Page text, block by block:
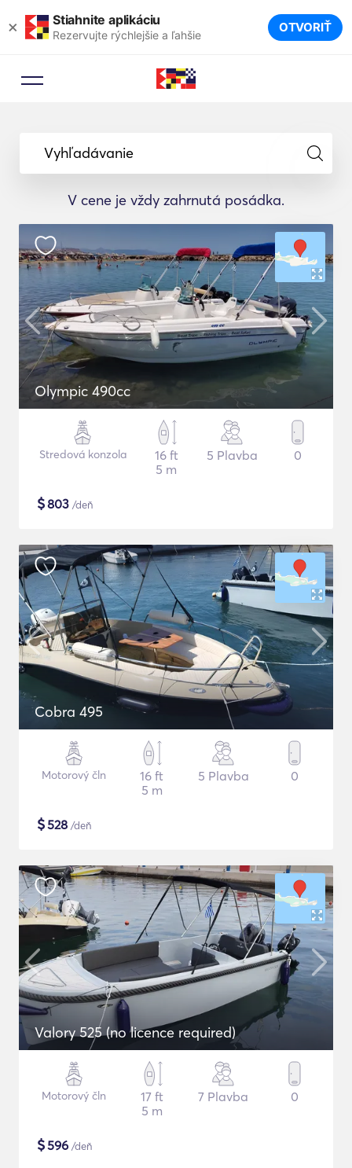
× Stiahnite aplikáciu
Rezervujte rýchlejšie a ľahšie OTVORIŤ
Vyhľadávanie
V cene je vždy zahrnutá posádka.
Olympic 490cc
Stredová konzola
16 ft
5 m
5 Plavba 0
$803 /deň
Cobra 495
Motorový čln
16 ft
5 m
5 Plavba 0
$528 /deň
Valory 525 (no licence required)
Motorový čln
17 ft
5 m
7 Plavba 0
$596 /deň